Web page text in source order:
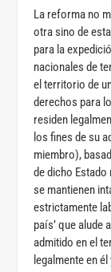
La reforma no
otra sino de
para la
nacionales de
el territorio de
derechos para
residen
los fines de su
miembro),
de dicho
se mantienen
estrictamente
país’ que alude
admitido en el
legalmente en